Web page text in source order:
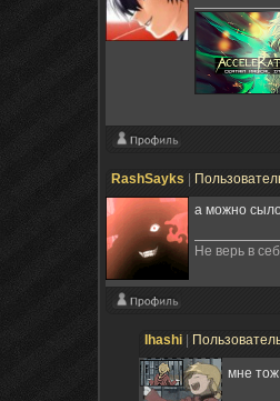
RashSayks
а можно
Не верь в
Ihashi
мне